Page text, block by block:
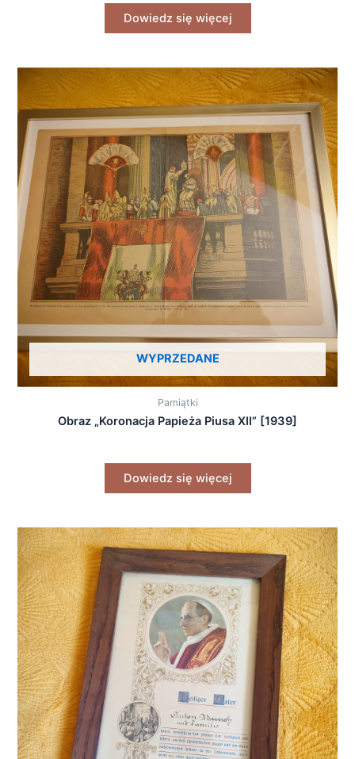
Dowiedz się więcej
WYPRZEDANE
Pamiątki
Obraz „Koronacja Papieża Piusa XII” [1939]
Dowiedz się więcej